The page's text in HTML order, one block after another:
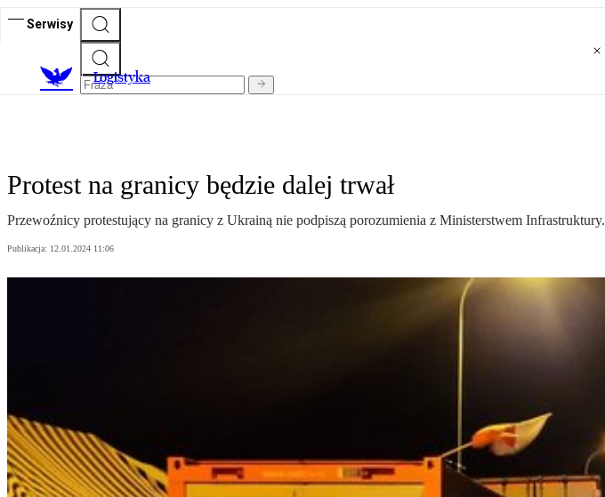
Serwisy
Logistyka
Protest na granicy będzie dalej trwał
Przewoźnicy protestujący na granicy z Ukrainą nie podpiszą porozumienia z Ministerstwem Infrastruktury.
Publikacja: 12.01.2024 11:06